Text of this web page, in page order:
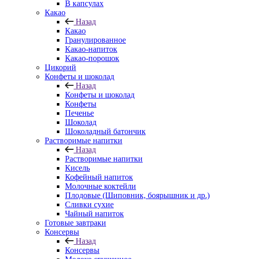
В капсулах
Какао
Назад
Какао
Гранулированное
Какао-напиток
Какао-порошок
Цикорий
Конфеты и шоколад
Назад
Конфеты и шоколад
Конфеты
Печенье
Шоколад
Шоколадный батончик
Растворимые напитки
Назад
Растворимые напитки
Кисель
Кофейный напиток
Молочные коктейли
Плодовые (Шиповник, боярышник и др.)
Сливки сухие
Чайный напиток
Готовые завтраки
Консервы
Назад
Консервы